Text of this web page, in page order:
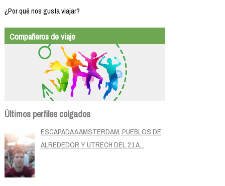
¿Por qué nos gusta viajar?
Compañeros de viaje
Últimos perfiles colgados
ESCAPADA A AMSTERDAM, PUEBLOS DE
ALREDEDOR Y UTRECH DEL 21 A...